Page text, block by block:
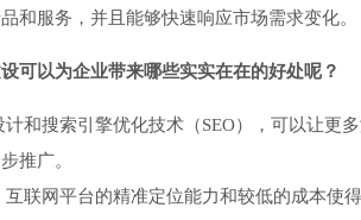
和服务，并且能够快速响应市场需求变化。
可以为企业带来哪些实实在在的好处呢？
和搜索引擎优化技术（SEO），可以让更
推广。
联网平台的精准定位能力和较低的成本使